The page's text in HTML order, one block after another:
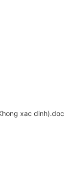
xac dinh).doc